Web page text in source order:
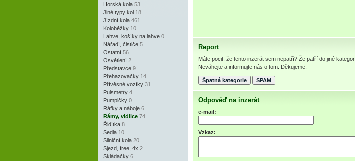
Horská kola 53
Jiné typy kol 18
Jízdní kola 461
Koloběžky 10
Lahve, košíky na lahve 0
Nářadí, čističe 5
Ostatní 56
Osvětlení 2
Představce 9
Přehazovačky 14
Přívěsné vozíky 31
Pulsmetry 4
Pumpičky 0
Ráfky a náboje 6
Rámy, vidlice 74
Řidítka 8
Sedla 10
Silniční kola 20
Sjezd, free, 4x 2
Skládačky 6
Report
Máte pocit, že tento inzerát sem nepatří? Že patří do jiné
Neváhejte a informujte nás o tom. Děkujeme.
Odpověď na inzerát
e-mail:
Vzkaz: